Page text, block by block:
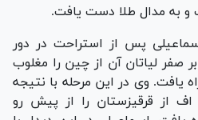
و به مدال طلا دست یافت.
علی اسماعیلی پس از استراحت در دور
در دور دوم با نتیجه ۹ بر صفر لیاتان آن از چین را مغلوب
یافت. وی در این مرحله با نتیجه
اف از قرقیزستان را از پیش رو